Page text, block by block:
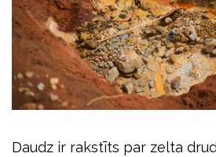
Daudz ir rakstīts par zelta